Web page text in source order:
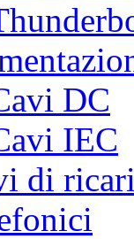
DC
IEC
di